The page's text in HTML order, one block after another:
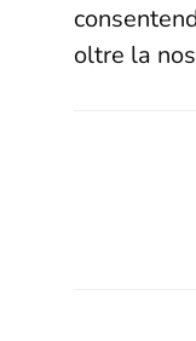
oltre la